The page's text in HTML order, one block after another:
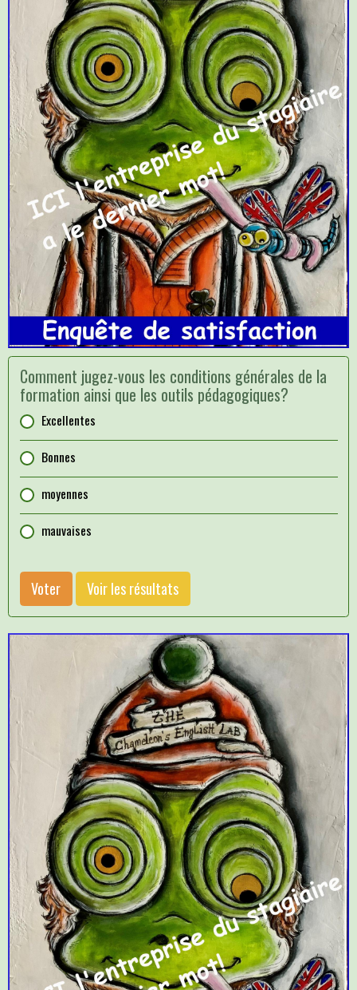
Comment jugez-vous les conditions générales de la
formation ainsi que les outils pédagogiques?
Excellentes
Bonnes
moyennes
mauvaises
Voter Voir les résultats